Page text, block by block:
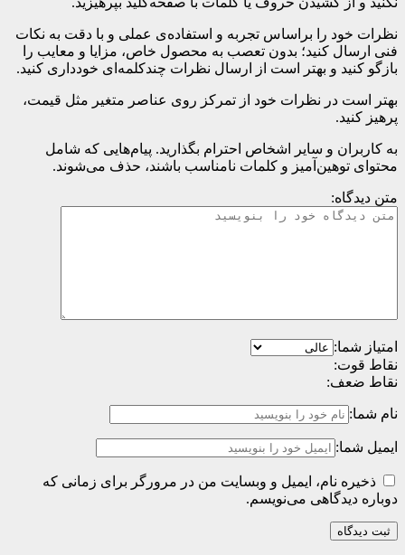
نظرات خود را براساس تجربه و استفاده‌ی عملی و با دقت به نکات
فنی ارسال کنید؛ بدون تعصب به محصول خاص، مزایا و معایب را
بازگو کنید و بهتر است از ارسال نظرات چندکلمه‌‌ای خودداری کنید.
بهتر است در نظرات خود از تمرکز روی عناصر متغیر مثل قیمت،
پرهیز کنید.
به کاربران و سایر اشخاص احترام بگذارید. پیام‌هایی که شامل
محتوای توهین‌آمیز و کلمات نامناسب باشند، حذف می‌شوند.
متن دیدگاه:
امتیاز شما:
نقاط قوت:
نقاط ضعف:
نام شما:
ایمیل شما:
ذخیره نام، ایمیل و وبسایت من در مرورگر برای زمانی که
دوباره دیدگاهی می‌نویسم.